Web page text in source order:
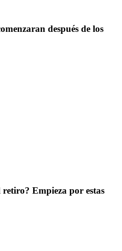
después de los
retiro? Empieza por estas